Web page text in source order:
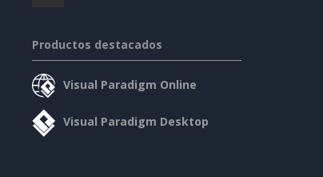
Productos destacados
Visual Paradigm Online
Visual Paradigm Desktop